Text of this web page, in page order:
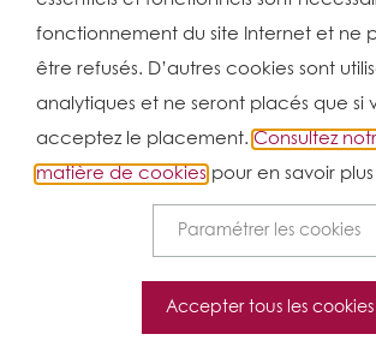
fonctionnement du site Internet et ne
être refusés. D’autres cookies sont
analytiques et ne seront placés que si
acceptez le placement. Consultez
matière de cookies pour en savoir plus
Paramétrer les cookies
Accepter tous les cookies